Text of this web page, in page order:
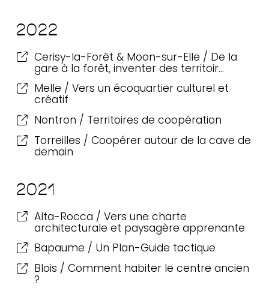
2022
Cerisy-la-Forêt & Moon-sur-Elle / De la
gare à la forêt, inventer des territoir…
Melle / Vers un écoquartier culturel et
créatif
Nontron / Territoires de coopération
Torreilles / Coopérer autour de la cave de
demain
2021
Alta-Rocca / Vers une charte
architecturale et paysagère apprenante
Bapaume / Un Plan-Guide tactique
Blois / Comment habiter le centre ancien
?